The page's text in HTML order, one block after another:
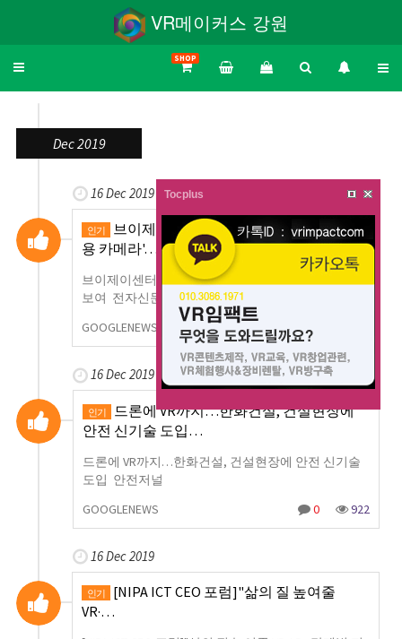
VR메이커스 강원
Toggle
SHOP
Dec 2019
16 Dec 2019
인기
브이제이센터, VR 기반 '360도 원격회의
용 카메라'…
브이제이센터, VR 기반 '360도 원격회의용 카메라' 선
보여 전자신문
GOOGLENEWS
0
16 Dec 2019
인기
드론에 VR까지…한화건설, 건설현장에
안전 신기술 도입…
드론에 VR까지…한화건설, 건설현장에 안전 신기술
도입 안전저널
GOOGLENEWS
0 922
16 Dec 2019
인기
[NIPA ICT CEO 포럼]"삶의 질 높여줄
VR·…
Tocplus